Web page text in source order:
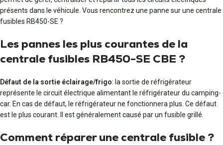
présents dans le véhicule. Vous rencontrez une panne sur une centrale
fusibles RB450-SE ?
Les pannes les plus courantes de la
centrale fusibles RB450-SE CBE ?
Défaut de la sortie éclairage/frigo: la sortie de réfrigérateur
représente le circuit électrique alimentant le réfrigérateur du camping-
car. En cas de défaut, le réfrigérateur ne fonctionnera plus. Ce défaut
est le plus courant. Il est généralement causé par un fusible grillé.
Comment réparer une centrale fusible ?